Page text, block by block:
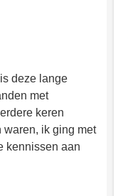
deze lange
met
keren
waren, ik ging met
kennissen aan